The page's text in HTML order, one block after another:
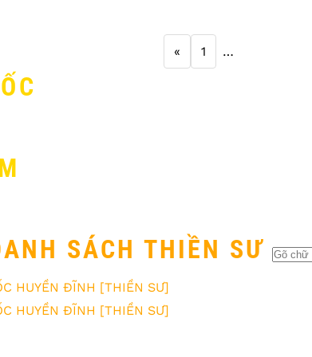
« 1 …
SÁCH THIỀN SƯ
HUYỀN ĐĨNH [THIỀN SƯ]
HUYỀN ĐĨNH [THIỀN SƯ]